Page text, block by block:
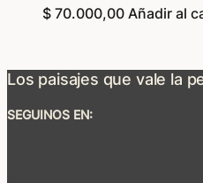
$ 70.000,00 Añadir al
Los paisajes que vale la
SEGUINOS EN: